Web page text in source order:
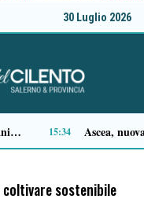
30 Luglio 2026
Padula istituisce la Giornata Joe Petrosino 13:43
coltivare sostenibile